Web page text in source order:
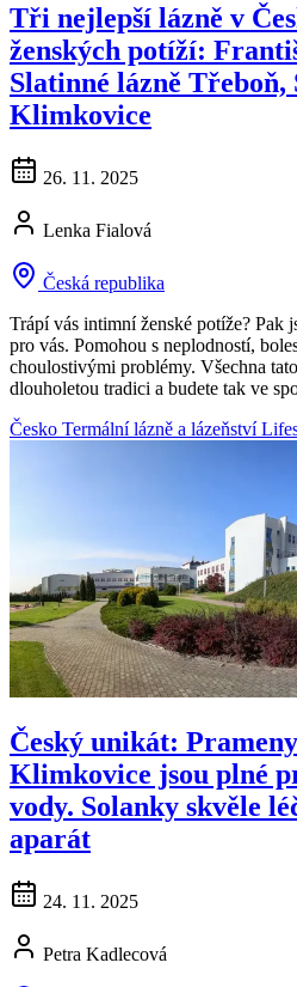
Tři nejlepší lázně v
ženských potíží:
Slatinné lázně Třeboň,
Klimkovice
26. 11. 2025
Lenka Fialová
Česká republika
Trápí vás intimní ženské potíže? Pak
pro vás. Pomohou s neplodností,
choulostivými problémy. Všechna
dlouholetou tradici a budete tak ve
Česko Termální lázně a lázeňství
Český unikát:
Klimkovice jsou plné
vody. Solanky skvěle
aparát
24. 11. 2025
Petra Kadlecová